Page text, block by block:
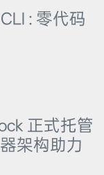
: 零代码
正式托管
架构助力